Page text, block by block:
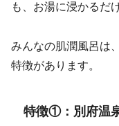
も、お湯に浸かるだ
みんなの肌潤風呂は
特徴があります。
特徴①：別府温